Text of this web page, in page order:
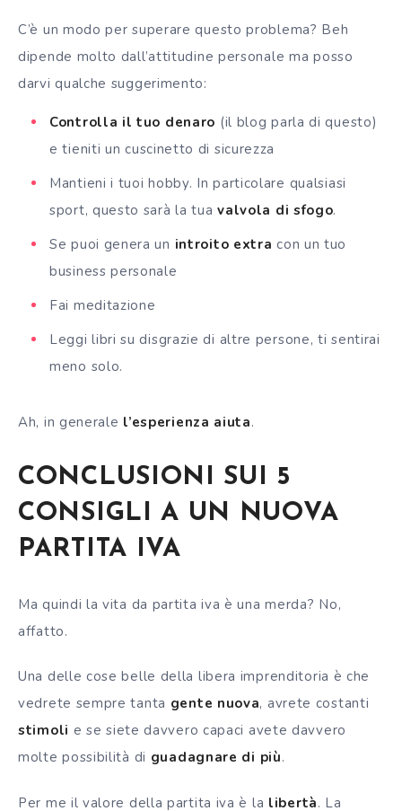
C’è un modo per superare questo problema? Beh
dipende molto dall’attitudine personale ma posso
darvi qualche suggerimento:
Controlla il tuo denaro (il blog parla di questo)
e tieniti un cuscinetto di sicurezza
Mantieni i tuoi hobby. In particolare qualsiasi
sport, questo sarà la tuavalvola di sfogo.
Se puoi genera un introito extracon un tuo
business personale
Fai meditazione
Leggi libri su disgrazie di altre persone, ti sentirai
meno solo.
Ah, in generale l’esperienza aiuta.
CONCLUSIONI SUI 5
CONSIGLI A UN NUOVA
PARTITA IVA
Ma quindi la vita da partita iva è una merda? No,
affatto.
Una delle cose belle della libera imprenditoria è che
vedrete sempre tanta gente nuova, avrete costanti
stimoli e se siete davvero capaci avete davvero
molte possibilità di guadagnare di più.
Per me il valore della partita iva è la libertà. La